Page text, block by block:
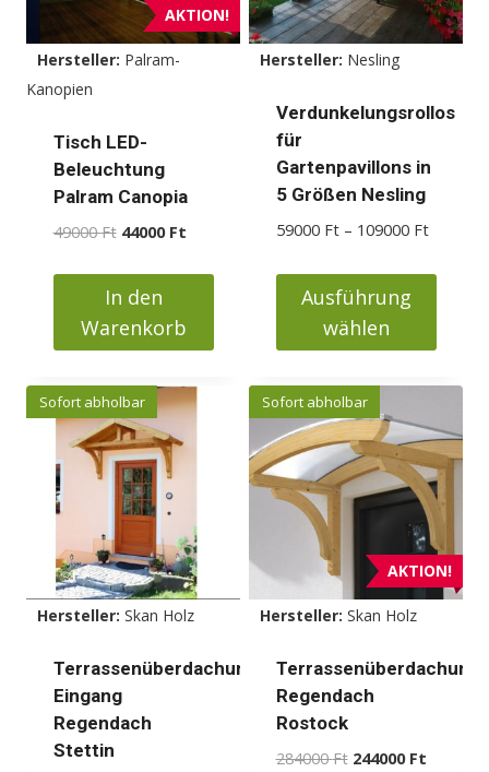
Optionen
können
auf
der
Produktseite
gewählt
werden
Optionen
können
auf
der
Produktseite
gewählt
werden
AKTION!
Hersteller: Palram-
Kanopien
Tisch LED-
Beleuchtung
Palram Canopia
49000Ft Ursprünglicher
war:
49000 Ft
44000 FtAktueller
ist:
In den
Warenkorb
Hersteller: Nesling
Verdunkelungsrollos
für
Gartenpavillons in
5 Größen Nesling
59000 Ft – 109000 Ft
bis
Ausführung
wählen
Produkt
weist
mehrere
Varianten
auf.
Optionen
können
auf
der
Produktseite
gewählt
werden
Sofort abholbar
Hersteller: Skan Holz
Terrassenüberdachung
Eingang
Regendach
Stettin
AKTION!
Sofort abholbar
Hersteller: Skan Holz
Terrassenüberdachung
Regendach
Rostock
284000Ft Ursprünglicher
244000 FtAktueller